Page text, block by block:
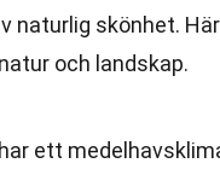
naturlig skönhet.
och landskap.
ett